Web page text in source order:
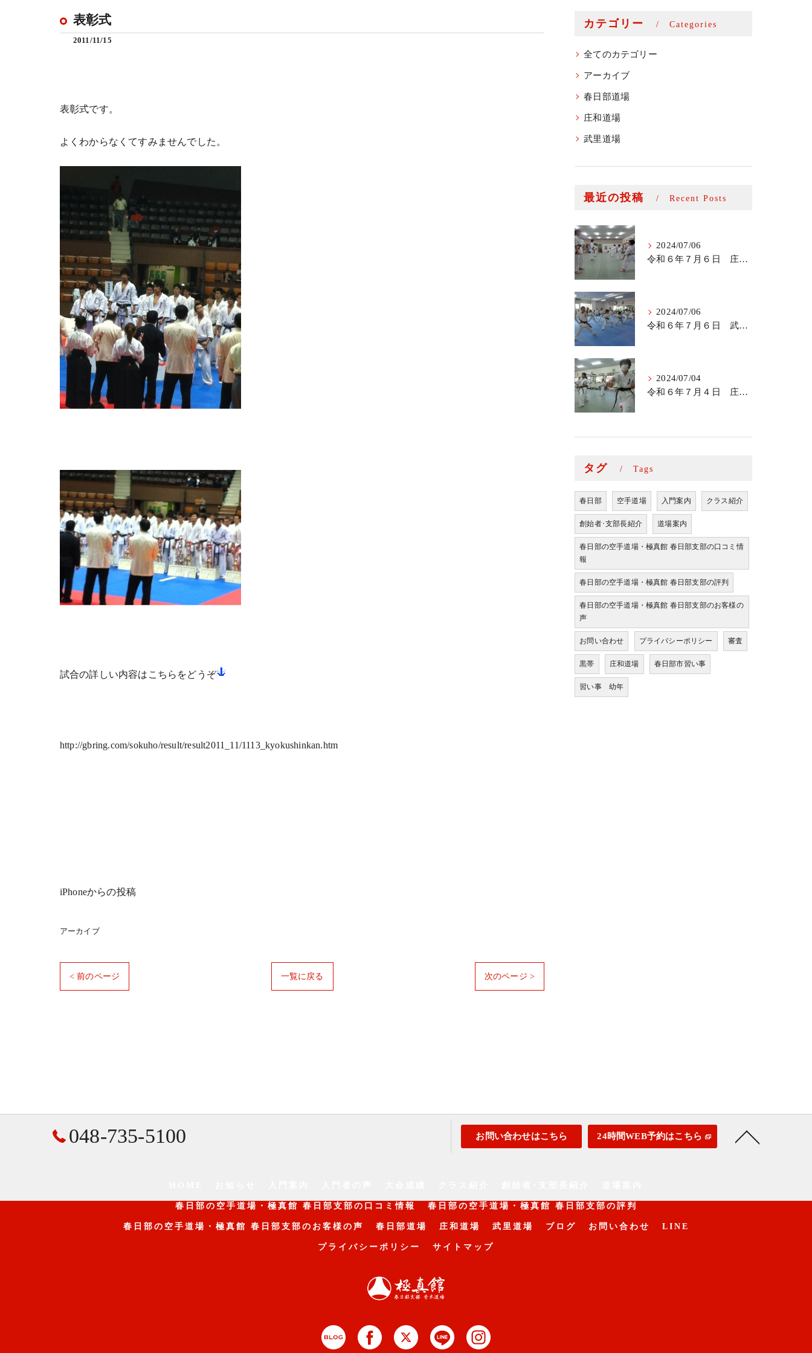
表彰式
2011/11/15
表彰式です。
よくわからなくてすみませんでした。
試合の詳しい内容はこちらをどうぞ
http://gbring.com/sokuho/result/result2011_11/1113_kyokushinkan.htm
iPhoneからの投稿
アーカイブ
< 前のページ 一覧に戻る 次のページ >
カテゴリー Categories
全てのカテゴリー
アーカイブ
春日部道場
庄和道場
武里道場
最近の投稿 Recent Posts
2024/07/06
令和６年７月６日 庄和道場少年部
2024/07/06
令和６年７月６日 武里道場少年部
2024/07/04
令和６年７月４日 庄和道場の稽古
タグ Tags
春日部 空手道場 入門案内 クラス紹介
創始者･支部長紹介 道場案内
春日部の空手道場・極真館 春日部支部の口コミ情
報
春日部の空手道場・極真館 春日部支部の評判
春日部の空手道場・極真館 春日部支部のお客様の
声
お問い合わせ プライバシーポリシー 審査
黒帯 庄和道場 春日部市習い事
習い事 幼年
048-735-5100 お問い合わせはこちら 24時間WEB予約はこちら
春日部の空手道場・極真館 春日部支部の口コミ情報 春日部の空手道場・極真館 春日部支部の評判
春日部の空手道場・極真館 春日部支部のお客様の声 春日部道場 庄和道場 武里道場 ブログ お問い合わせ LINE
プライバシーポリシー サイトマップ